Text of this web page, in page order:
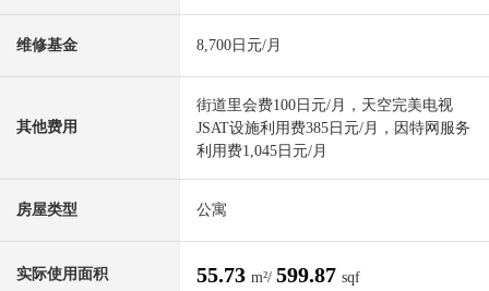
维修基金 8,700日元/月
其他费用
街道里会费100日元/月，天空完美电视
JSAT设施利用费385日元/月，因特网服务
利用费1,045日元/月
房屋类型 公寓
实际使用面积 55.73 m²/ 599.87 sqf